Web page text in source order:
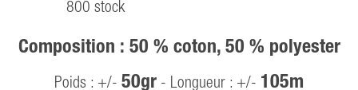
800 stock
Composition : 50 % coton, 50 % polyester
Poids : +/- 50gr - Longueur : +/- 105m